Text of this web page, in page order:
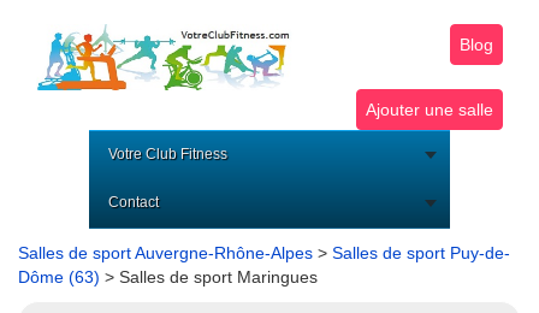
Blog
Ajouter une salle
Votre Club Fitness
Contact
Salles de sport Auvergne-Rhône-Alpes > Salles de sport Puy-de-
Dôme (63) > Salles de sport Maringues